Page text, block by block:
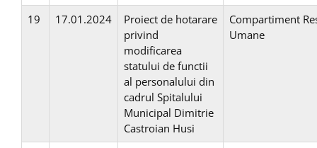
19 17.01.2024
Proiect de hotarare
privind
modificarea
statului de functii
al personalului din
cadrul Spitalului
Municipal Dimitrie
Castroian Husi
Compartiment
Umane